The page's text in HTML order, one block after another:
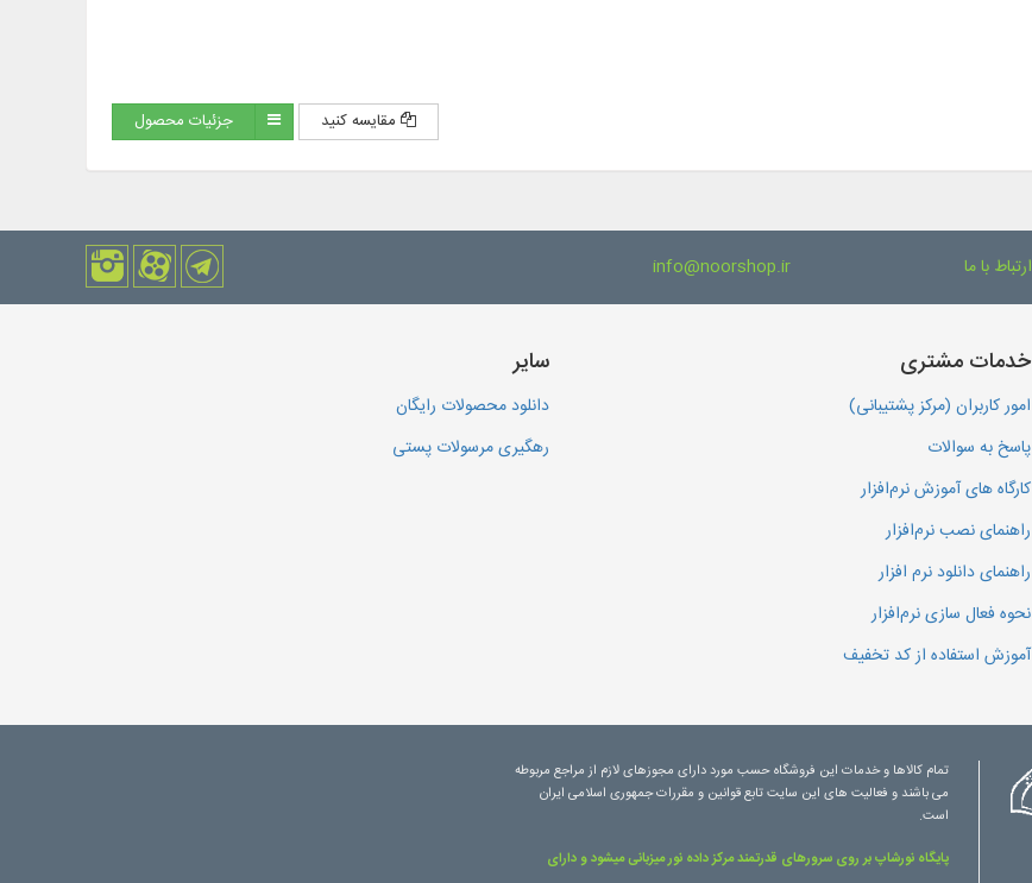
مقایسه کنید جزئیات محصول
ارتباط با ما info@noorshop.ir
خدمات مشتری
امور کاربران (مرکز پشتیبانی)
پاسخ به سوالات
کارگاه های آموزش نرم‌افزار
راهنمای نصب نرم‌افزار
راهنمای دانلود نرم افزار
نحوه فعال سازی نرم‌افزار
آموزش استفاده از کد تخفیف
سایر
دانلود محصولات رایگان
رهگیری مرسولات پستی
تمام کالاها و خدمات این فروشگاه حسب مورد دارای مجوزهای لازم از مراجع مربوطه
می باشند و فعالیت های این سایت تابع قوانین و مقررات جمهوری اسلامی ایران
است.
پایگاه نورشاپ بر روی سرورهای قدرتمند مرکز داده نور میزبانی میشود و دارای